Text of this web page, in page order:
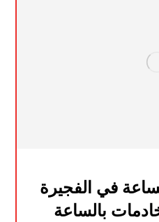
في الفجيرة